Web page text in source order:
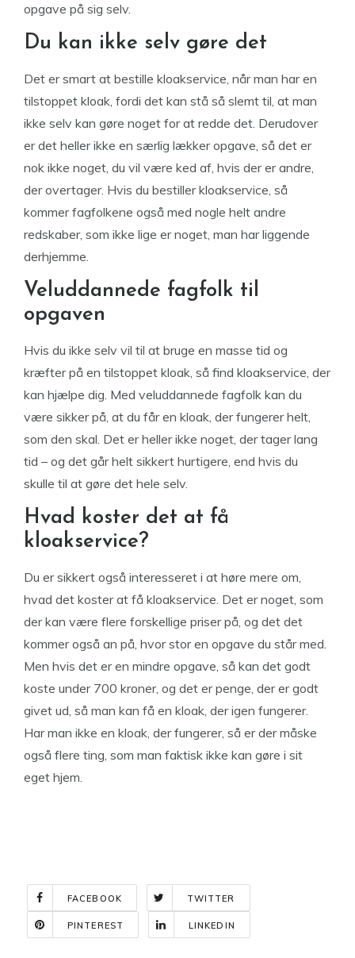
opgave på sig selv.
Du kan ikke selv gøre det
Det er smart at bestille kloakservice, når man har en
tilstoppet kloak, fordi det kan stå så slemt til, at man
ikke selv kan gøre noget for at redde det. Derudover
er det heller ikke en særlig lækker opgave, så det er
nok ikke noget, du vil være ked af, hvis der er andre,
der overtager. Hvis du bestiller kloakservice, så
kommer fagfolkene også med nogle helt andre
redskaber, som ikke lige er noget, man har liggende
derhjemme.
Veluddannede fagfolk til
opgaven
Hvis du ikke selv vil til at bruge en masse tid og
kræfter på en tilstoppet kloak, så find kloakservice, der
kan hjælpe dig. Med veluddannede fagfolk kan du
være sikker på, at du får en kloak, der fungerer helt,
som den skal. Det er heller ikke noget, der tager lang
tid – og det går helt sikkert hurtigere, end hvis du
skulle til at gøre det hele selv.
Hvad koster det at få
kloakservice?
Du er sikkert også interesseret i at høre mere om,
hvad det koster at få kloakservice. Det er noget, som
der kan være flere forskellige priser på, og det det
kommer også an på, hvor stor en opgave du står med.
Men hvis det er en mindre opgave, så kan det godt
koste under 700 kroner, og det er penge, der er godt
givet ud, så man kan få en kloak, der igen fungerer.
Har man ikke en kloak, der fungerer, så er der måske
også flere ting, som man faktisk ikke kan gøre i sit
eget hjem.
FACEBOOK TWITTER
PINTEREST LINKEDIN